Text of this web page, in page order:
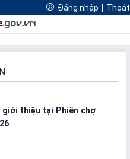
thương mại điện tử thành
Đăng nhập | Thoát
giới thiệu tại Phiên chợ